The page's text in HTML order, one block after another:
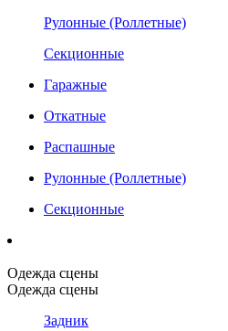
Рулонные (Роллетные)
Секционные
Гаражные
Откатные
Распашные
Рулонные (Роллетные)
Секционные
Одежда сцены
Одежда сцены
Задник